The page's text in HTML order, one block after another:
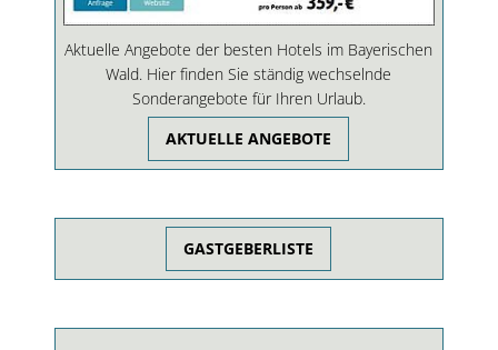
Aktuelle Angebote der besten Hotels im Bayerischen
Wald. Hier finden Sie ständig wechselnde
Sonderangebote für Ihren Urlaub.
AKTUELLE ANGEBOTE
GASTGEBERLISTE